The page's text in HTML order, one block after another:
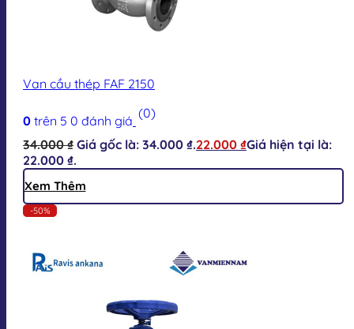
Van cầu thép FAF 2150
0 trên 5 0 đánh giá (0)
34.000₫ Giá gốc là: 34.000 ₫.22.000 ₫Giá hiện tại là:
22.000 ₫.
Xem Thêm
-50%